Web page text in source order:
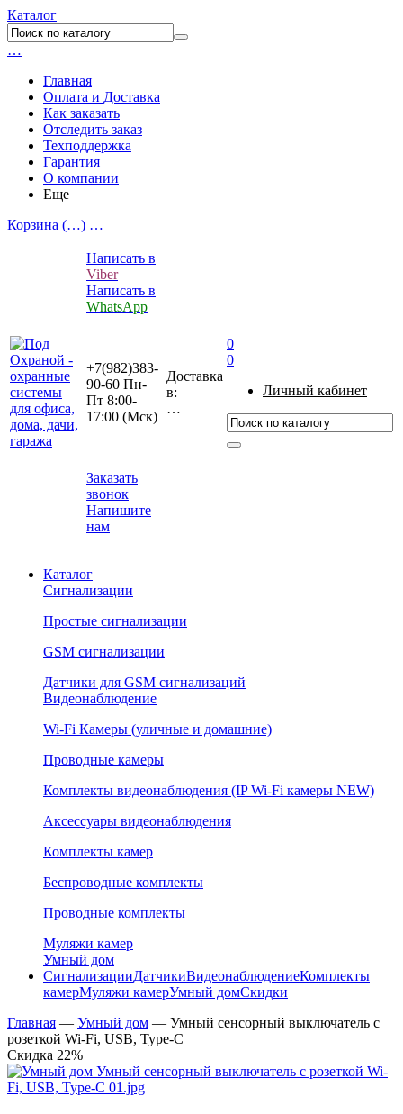
Каталог
…
Главная
Оплата и Доставка
Как заказать
Отследить заказ
Техподдержка
Гарантия
О компании
Еще
Корзина (…) …
Написать в
Viber
Написать в
WhatsApp
+7(982)383-
90-60 Пн-
Пт 8:00-
17:00 (Мcк)
Заказать
звонок
Напишите
нам
Доставка
в:
…
0
0
Личный кабинет
Каталог
Сигнализации
Простые сигнализации
GSM сигнализации
Датчики для GSM сигнализаций
Видеонаблюдение
Wi-Fi Камеры (уличные и домашние)
Проводные камеры
Комплекты видеонаблюдения (IP Wi-Fi камеры NEW)
Аксессуары видеонаблюдения
Комплекты камер
Беспроводные комплекты
Проводные комплекты
Муляжи камер
Умный дом
СигнализацииДатчикиВидеонаблюдениеКомплекты
камерМуляжи камерУмный домСкидки
Главная — Умный дом — Умный сенсорный выключатель с
розеткой Wi-Fi, USB, Type-C
Скидка 22%